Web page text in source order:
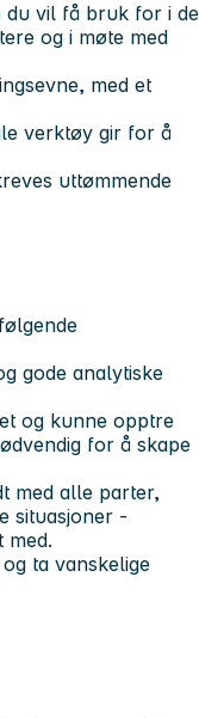
du vil få bruk for i de
og i møte med
med et
verktøy gir for å
uttømmende
gode analytiske
og kunne opptre
for å skape
med alle parter,
situasjoner -
med.
ta vanskelige